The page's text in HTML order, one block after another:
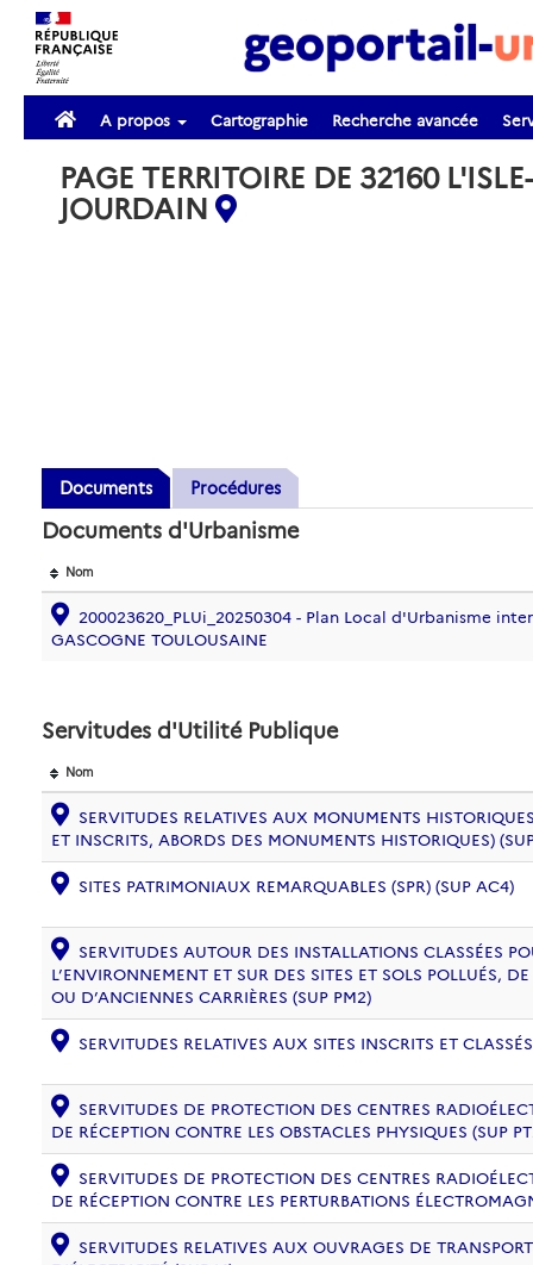
A propos Cartographie Recherche avancée
PAGE TERRITOIRE DE 32160 L'ISLE-
JOURDAIN
Documents Procédures
Documents d'Urbanisme
Nom
200023620_PLUi_20250304 - Plan Local d'Urbanisme
GASCOGNE TOULOUSAINE
Servitudes d'Utilité Publique
Nom
SERVITUDES RELATIVES AUX MONUMENTS
ET INSCRITS, ABORDS DES MONUMENTS HISTORIQUES)
SITES PATRIMONIAUX REMARQUABLES (SPR) (SUP AC4)
SERVITUDES AUTOUR DES INSTALLATIONS CLASSÉES
L’ENVIRONNEMENT ET SUR DES SITES ET SOLS POLLUÉS,
OU D’ANCIENNES CARRIÈRES (SUP PM2)
SERVITUDES RELATIVES AUX SITES INSCRITS ET
SERVITUDES DE PROTECTION DES CENTRES
DE RÉCEPTION CONTRE LES OBSTACLES PHYSIQUES (SUP
SERVITUDES DE PROTECTION DES CENTRES
DE RÉCEPTION CONTRE LES PERTURBATIONS
SERVITUDES RELATIVES AUX OUVRAGES DE